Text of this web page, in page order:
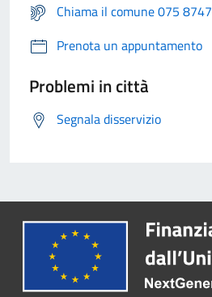
Chiama il comune 075
Prenota un appuntamento
Problemi in città
Segnala disservizio